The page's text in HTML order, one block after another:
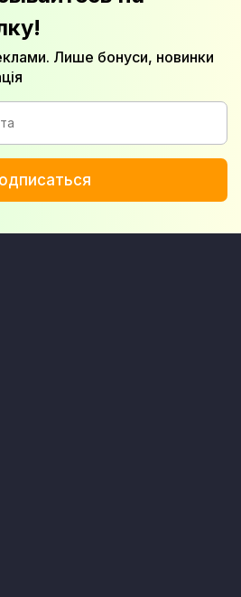
Лише бонуси, новинки